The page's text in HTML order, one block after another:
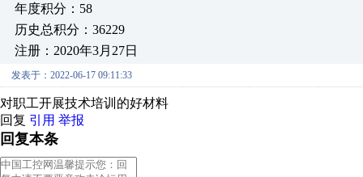
年度积分：58
历史总积分：36229
注册：2020年3月27日
发表于：2022-06-17 09:11:33
对职工开展技术培训的好材料
回复 引用 举报
回复本条